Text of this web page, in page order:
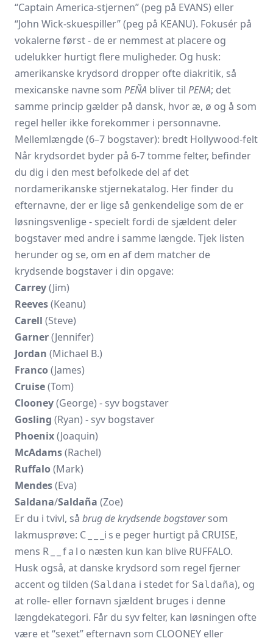
“Captain America-stjernen” (peg på EVANS) eller
“John Wick-skuespiller” (peg på KEANU). Fokusér på
vokalerne først - de er nemmest at placere og
udelukker hurtigt flere muligheder. Og husk:
amerikanske krydsord dropper ofte diakritik, så
mexicanske navne som PEÑA bliver til PENA; det
samme princip gælder på dansk, hvor æ, ø og å som
regel heller ikke forekommer i personnavne.
Mellemlængde (6–7 bogstaver): bredt Hollywood-felt
Når krydsordet byder på 6-7 tomme felter, befinder
du dig i den mest befolkede del af det
nordamerikanske stjernekatalog. Her finder du
efternavne, der er lige så genkendelige som de er
løsningsvenlige - specielt fordi de sjældent deler
bogstaver med andre i samme længde. Tjek listen
herunder og se, om en af dem matcher de
krydsende bogstaver i din opgave:
Carrey(Jim)
Reeves(Keanu)
Carell (Steve)
Garner(Jennifer)
Jordan (Michael B.)
Franco(James)
Cruise(Tom)
Clooney(George) - syv bogstaver
Gosling (Ryan) - syv bogstaver
Phoenix(Joaquin)
McAdams(Rachel)
Ruffalo(Mark)
Mendes(Eva)
Saldana/Saldaña (Zoe)
Er du i tvivl, så brug de krydsende bogstaversom
lakmusprøve: C _ _ _i s e peger hurtigt på CRUISE,
mens R _ _ f a l o næsten kun kan blive RUFFALO.
Husk også, at danske krydsord som regel fjerner
accent og tilden (Saldana i stedet for Saldaña), og
at rolle- eller fornavn sjældent bruges i denne
længdekategori. Får du syv felter, kan løsningen ofte
være et “sexet” efternavn som CLOONEY eller